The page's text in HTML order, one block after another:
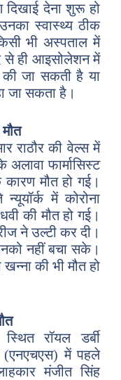
दिखाई देना शुरू हो
स्वास्थ्य ठीक
भी अस्पताल में
से ही आइसोलेशन में
जा सकती है या
जा सकता है।
राठौर की वेल्स में
अलावा फार्मासिस्ट
कारण मौत हो गई।
में कोरोना
की मौत हो गई।
ने उल्टी कर दी।
नहीं बचा सके।
खन्ना की भी मौत हो
रॉयल डर्बी
(एनएचएस) में पहले
मंजीत सिंह